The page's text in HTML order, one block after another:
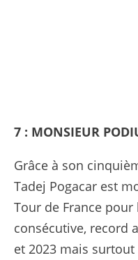
7 : MONSIEUR
Grâce à son
Tadej Pogacar est
Tour de France
consécutive, record
et 2023 mais